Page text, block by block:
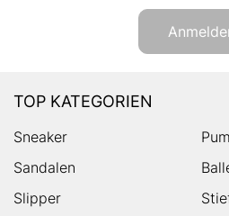
TOP KATEGORIEN
Sneaker
Sandalen
Slipper